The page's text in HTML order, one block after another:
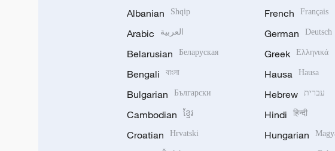
Albanian Shqip
Arabic العربية
Belarusian Беларуская
Bengali বাংলা
Bulgarian Български
Cambodian ខ្មែរ
Croatian Hrvatski
French Français
German Deutsch
Greek Ελληνικά
Hausa Hausa
Hebrew עברית
Hindi हिन्दी
Hungarian